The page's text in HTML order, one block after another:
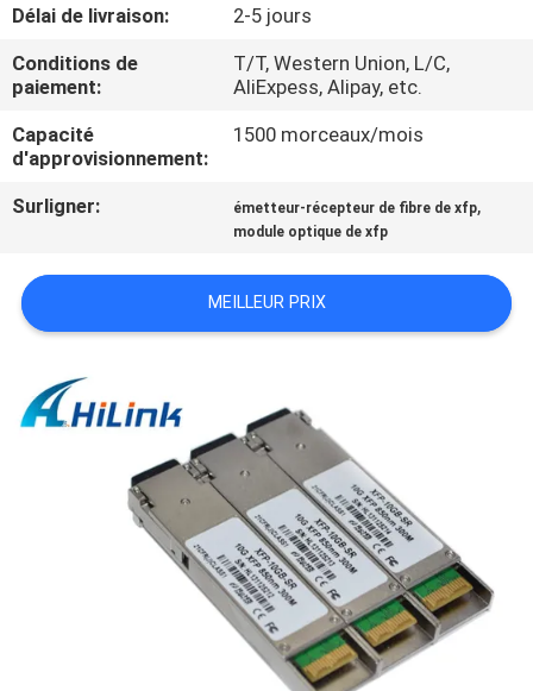
LA
QUALITÉ
NOUS
CONTACTER
LES
AFFAIRES
UN DEVIS
Délai de livraison:
2-5 jours
Conditions de
paiement:
T/T, Western Union, L/C,
AliExpess, Alipay, etc.
Capacité
d'approvisionnement:
1500 morceaux/mois
Surligner: émetteur-récepteur de fibre de xfp,
module optique de xfp
MEILLEUR PRIX